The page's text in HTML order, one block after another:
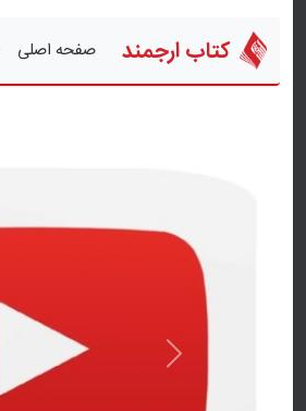
کتاب ارجمند صفحه اصلی
قبلی